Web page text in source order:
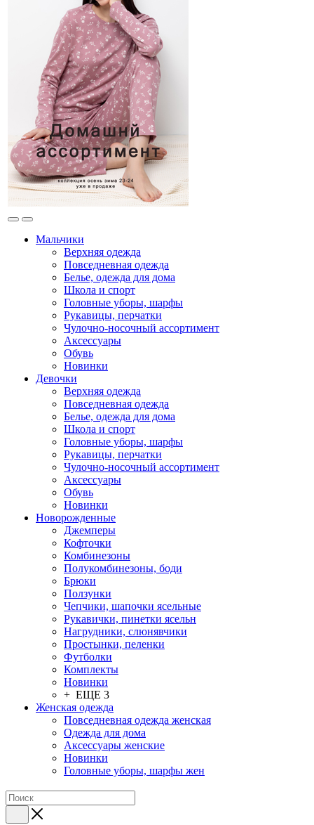
Мальчики
Верхняя одежда
Повседневная одежда
Белье, одежда для дома
Школа и спорт
Головные уборы, шарфы
Рукавицы, перчатки
Чулочно-носочный ассортимент
Аксессуары
Обувь
Новинки
Девочки
Верхняя одежда
Повседневная одежда
Белье, одежда для дома
Школа и спорт
Головные уборы, шарфы
Рукавицы, перчатки
Чулочно-носочный ассортимент
Аксессуары
Обувь
Новинки
Новорожденные
Джемперы
Кофточки
Комбинезоны
Полукомбинезоны, боди
Брюки
Ползунки
Чепчики, шапочки ясельные
Рукавички, пинетки ясельн
Нагрудники, слюнявчики
Простынки, пеленки
Футболки
Комплекты
Новинки
+ ЕЩЕ 3
Женская одежда
Повседневная одежда женская
Одежда для дома
Аксессуары женские
Новинки
Головные уборы, шарфы жен